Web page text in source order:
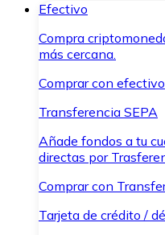
Efectivo
Compra
más cercana.
Comprar con efectivo
Transferencia SEPA
Añade fondos a tu
directas por
Comprar con
Tarjeta de crédito /